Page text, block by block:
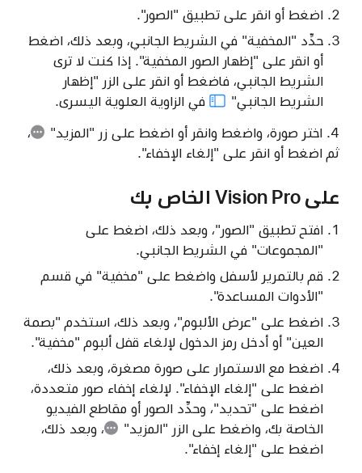
اضغط أو انقر على تطبيق "الصور".
حدِّد "المخفية" في الشريط الجانبي، وبعد ذلك، اضغط
أو انقر على "إظهار الصور المخفية". إذا كنت لا ترى
الشريط الجانبي، فاضغط أو انقر على الزر "إظهار
الشريط الجانبي"
في الزاوية العلوية اليسرى.
4. اختر صورة، واضغط وانقر أو اضغط على زر
"المزيد"
،
ثم اضغط أو انقر على "إلغاء الإخفاء".
على Vision Pro الخاص بك
افتح تطبيق "الصور"، وبعد ذلك، اضغط على
"المجموعات" في الشريط الجانبي.
قم بالتمرير لأسفل واضغط على "مخفية" في قسم
"الأدوات المساعدة".
اضغط على "عرض الألبوم"، وبعد ذلك، استخدم "بصمة
العين" أو أدخل رمز الدخول لإلغاء قفل ألبوم "مخفية".
اضغط مع الاستمرار على صورة مصغرة، وبعد ذلك،
اضغط على "إلغاء الإخفاء". لإلغاء إخفاء صور متعددة،
اضغط على "تحديد"، وحدِّد الصور أو مقاطع الفيديو
الخاصة بك، واضغط على الزر "المزيد"
، وبعد ذلك،
اضغط على "إلغاء إخفاء".